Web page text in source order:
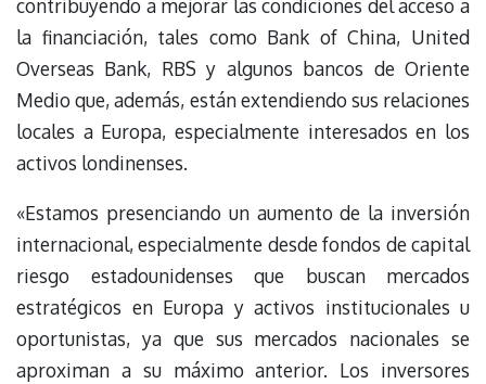
contribuyendo a mejorar las condiciones del acceso a
la financiación, tales como Bank of China, United
Overseas Bank, RBS y algunos bancos de Oriente
Medio que, además, están extendiendo sus relaciones
locales a Europa, especialmente interesados en los
activos londinenses.
«Estamos presenciando un aumento de la inversión
internacional, especialmente desde fondos de capital
riesgo estadounidenses que buscan mercados
estratégicos en Europa y activos institucionales u
oportunistas, ya que sus mercados nacionales se
aproximan a su máximo anterior. Los inversores